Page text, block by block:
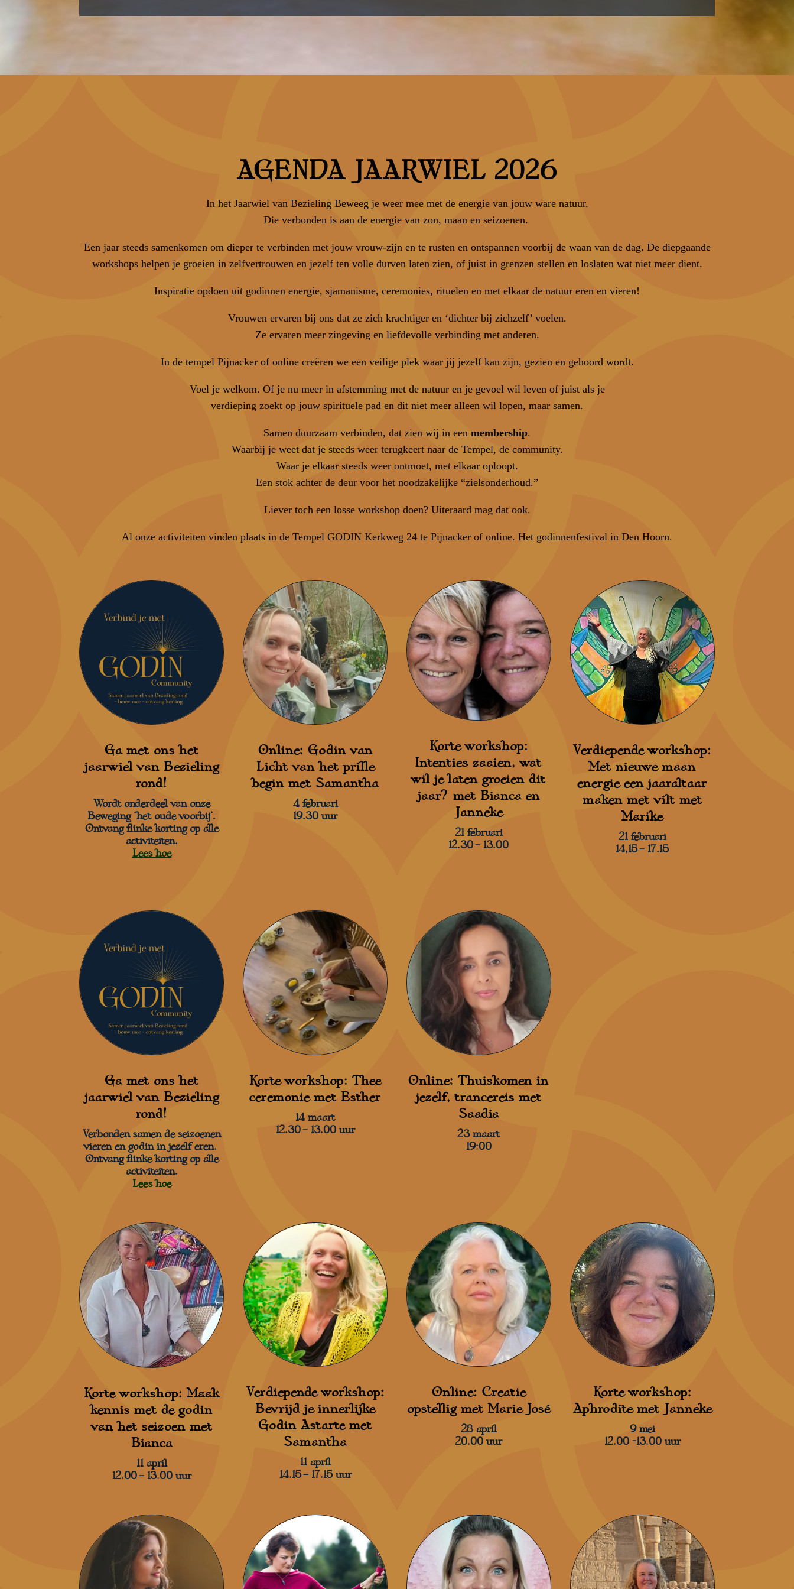
AGENDA JAARWIEL 2026
In het Jaarwiel van Bezieling Beweeg je weer mee met de energie van jouw ware natuur.
Die verbonden is aan de energie van zon, maan en seizoenen.
Een jaar steeds samenkomen om dieper te verbinden met jouw vrouw-zijn en te rusten en ontspannen voorbij de waan van de dag. De diepgaande
workshops helpen je groeien in zelfvertrouwen en jezelf ten volle durven laten zien, of juist in grenzen stellen en loslaten wat niet meer dient.
Inspiratie opdoen uit godinnen energie, sjamanisme, ceremonies, rituelen en met elkaar de natuur eren en vieren!
Vrouwen ervaren bij ons dat ze zich krachtiger en ‘dichter bij zichzelf’ voelen.
Ze ervaren meer zingeving en liefdevolle verbinding met anderen.
In de tempel Pijnacker of online creëren we een veilige plek waar jij jezelf kan zijn, gezien en gehoord wordt.
Voel je welkom. Of je nu meer in afstemming met de natuur en je gevoel wil leven of juist als je
verdieping zoekt op jouw spirituele pad en dit niet meer alleen wil lopen, maar samen.
Samen duurzaam verbinden, dat zien wij in een membership.
Waarbij je weet dat je steeds weer terugkeert naar de Tempel, de community.
Waar je elkaar steeds weer ontmoet, met elkaar oploopt.
Een stok achter de deur voor het noodzakelijke “zielsonderhoud.”
Liever toch een losse workshop doen? Uiteraard mag dat ook.
Al onze activiteiten vinden plaats in de Tempel GODIN Kerkweg 24 te Pijnacker of online. Het godinnenfestival in Den Hoorn.
Ga met ons het
jaarwiel van Bezieling
rond!
Wordt onderdeel van onze
Beweging ‘het oude voorbij’.
Ontvang flinke korting op alle
activiteiten.
Lees hoe
Online: Godin van
Licht van het prille
begin met Samantha
4 februari
19.30 uur
Korte workshop:
Intenties zaaien, wat
wil je laten groeien dit
jaar? met Bianca en
Janneke
21 februari
12.30 – 13.00
Verdiepende workshop:
Met nieuwe maan
energie een jaaraltaar
maken met vilt met
Marike
21 februari
14,15 – 17.15
Ga met ons het
jaarwiel van Bezieling
rond!
Verbonden samen de seizoenen
vieren en godin in jezelf eren.
Ontvang flinke korting op alle
activiteiten.
Lees hoe
Korte workshop: Thee
ceremonie met Esther
14 maart
12.30 – 13.00 uur
Online: Thuiskomen in
jezelf, trancereis met
Saadia
23 maart
19:00
Korte workshop: Maak
kennis met de godin
van het seizoen met
Bianca
11 april
12.00 – 13.00 uur
Verdiepende workshop:
Bevrijd je innerlijke
Godin Astarte met
Samantha
11 april
14.15 – 17.15 uur
Online: Creatie
opstellig met Marie José
28 april
20.00 uur
Korte workshop:
Aphrodite met Janneke
9 mei
12.00 -13.00 uur